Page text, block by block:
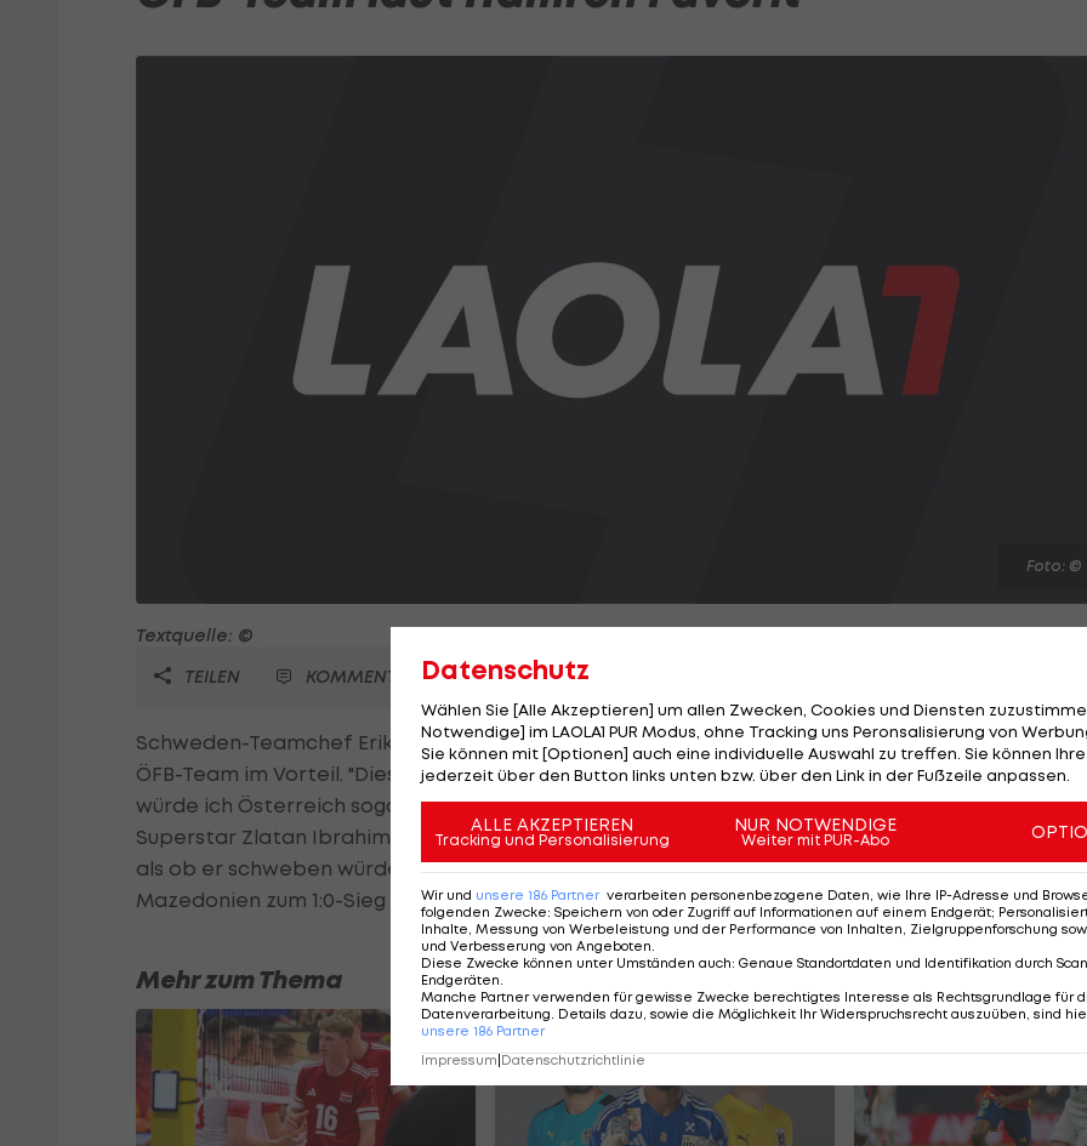
Foto: ©
Textquelle: ©
TEILEN
KOMMENTARE
Schweden-Teamchef Erik Hamren sieht vor dem vorentscheidenden WM-Qualifikationsspiel
ÖFB-Team im Vorteil. "Diese Mannschaften sind sehr eng beieinander. Aufgrund des Heimvorteils
würde ich Österreich sogar als Favorit bezeichnen", meint der Coach, bei dessen Team neben
Superstar Zlatan Ibrahimovic auch Fulhams Alexander Kacaniklic im Fokus steht. "Es sieht so
als ob er schweben würde", meint Hamren über den 21-Jährigen, der am Montag gegen
Mazedonien zum 1:0-Sieg traf.
Mehr zum Thema
Datenschutz
Wählen Sie [Alle Akzeptieren] um allen Zwecken, Cookies und Diensten
Notwendige] im LAOLA1 PUR Modus, ohne Tracking uns Peronsalisierung von
Sie können mit [Optionen] auch eine individuelle Auswahl zu treffen. Sie können
jederzeit über den Button links unten bzw. über den Link in der Fußzeile anpassen.
ALLE AKZEPTIEREN
Tracking und Personalisierung
NUR NOTWENDIGE
Weiter mit PUR-Abo
Wir und unsere 186 Partner verarbeiten personenbezogene Daten, wie Ihre IP-Adresse und
folgenden Zwecke: Speichern von oder Zugriff auf Informationen auf einem Endgerät;
Inhalte, Messung von Werbeleistung und der Performance von Inhalten, Zielgruppenforschung
und Verbesserung von Angeboten
Diese Zwecke können unter Umständen auch: Genaue Standortdaten und Identifikation durch
Endgeräten
Manche Partner verwenden für gewisse Zwecke berechtigtes Interesse als Rechtsgrundlage für
Datenverarbeitung. Details dazu, sowie die Möglichkeit Ihr Widerspruchsrecht auszuüben, sind
unsere 186 Partner
Impressum|Datenschutzrichtlinie